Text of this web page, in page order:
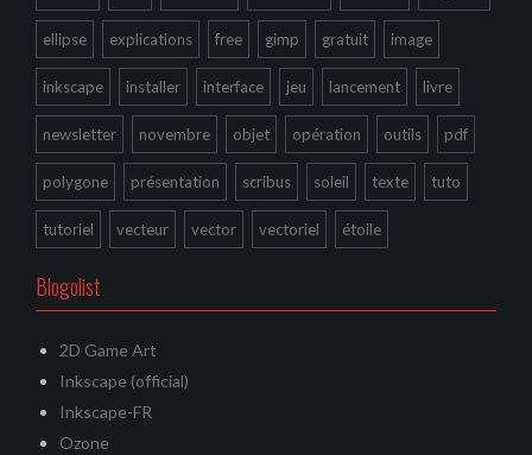
ellipse explications free gimp gratuit image
inkscape installer interface jeu lancement livre
newsletter novembre objet opération outils pdf
polygone présentation scribus soleil texte tuto
tutoriel vecteur vector vectoriel étoile
Blogolist
2D Game Art
Inkscape (official)
Inkscape-FR
Ozone